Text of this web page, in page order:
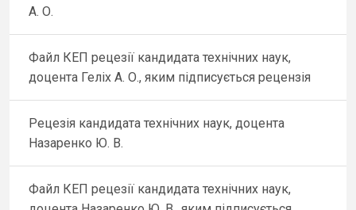
А. О.
Файл КЕП рецезії кандидата технічних наук,
доцента Геліх А. О., яким підписується рецензія
Рецезія кандидата технічних наук, доцента
Назаренко Ю. В.
Файл КЕП рецезії кандидата технічних наук,